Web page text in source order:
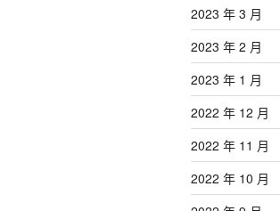
2023 年 3 月
2023 年 2 月
2023 年 1 月
2022 年 12 月
2022 年 11 月
2022 年 10 月